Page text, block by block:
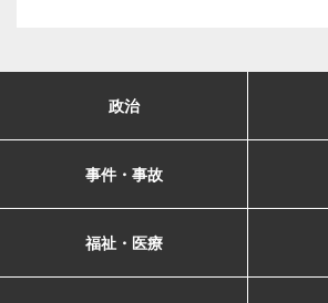
政治
事件・事故
福祉・医療